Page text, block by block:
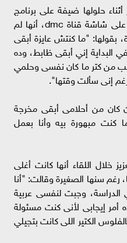
حلولها ضيفة على برنامج
صاحبة السعادة مع إسعاد يونس على شاشة قناة dmc، أنها لم
"ما كنتش عايزة أبقى
البداية إني أبقى ظابط، وده
من كتر ما كان نفسى وحلمي
إنى سألت وقتها".
كان من أحلامى أبقى مخرجة
كنت مبهورة بيه وأنا بعمل
خلال اللقاء أنها كانت أغلى
رغم سنها الصغيرة وقالت: "أنا
وجبت لنفسى عربية
فقط، وده أمر إيجابى لأنى كنت مسئولة
الكتير اللى كانت بتجيلي